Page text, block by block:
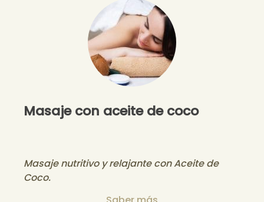
Masaje con aceite de coco
Masaje nutritivo y relajante con Aceite de
Coco.